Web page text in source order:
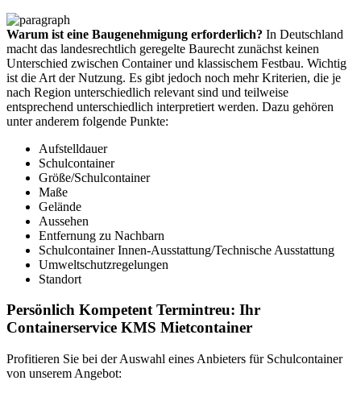
Warum ist eine Baugenehmigung erforderlich? In Deutschland
macht das landesrechtlich geregelte Baurecht zunächst keinen
Unterschied zwischen Container und klassischem Festbau. Wichtig
ist die Art der Nutzung. Es gibt jedoch noch mehr Kriterien, die je
nach Region unterschiedlich relevant sind und teilweise
entsprechend unterschiedlich interpretiert werden. Dazu gehören
unter anderem folgende Punkte:
Aufstelldauer
Schulcontainer
Größe/Schulcontainer
Maße
Gelände
Aussehen
Entfernung zu Nachbarn
Schulcontainer Innen-Ausstattung/Technische Ausstattung
Umweltschutzregelungen
Standort
Persönlich Kompetent Termintreu: Ihr
Containerservice KMS Mietcontainer
Profitieren Sie bei der Auswahl eines Anbieters für Schulcontainer
von unserem Angebot: